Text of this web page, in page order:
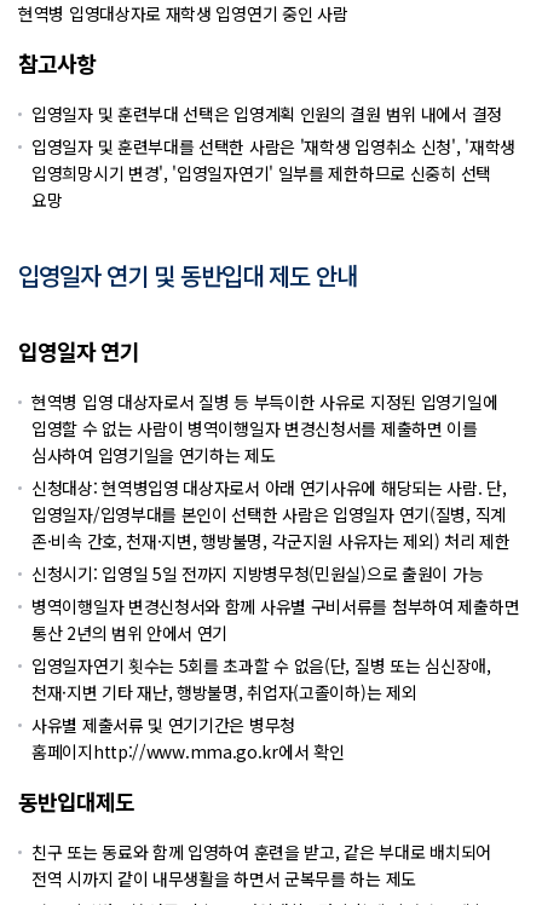
현역병 입영대상자로 재학생 입영연기 중인 사람
참고사항
입영일자 및 훈련부대 선택은 입영계획 인원의 결원 범위 내에서 결정
입영일자 및 훈련부대를 선택한 사람은 '재학생 입영취소 신청', '재학생
입영희망시기 변경', '입영일자연기' 일부를 제한하므로 신중히 선택
요망
입영일자 연기 및 동반입대 제도 안내
입영일자 연기
현역병 입영 대상자로서 질병 등 부득이한 사유로 지정된 입영기일에
입영할 수 없는 사람이 병역이행일자 변경신청서를 제출하면 이를
심사하여 입영기일을 연기하는 제도
신청대상: 현역병입영 대상자로서 아래 연기사유에 해당되는 사람. 단,
입영일자/입영부대를 본인이 선택한 사람은 입영일자 연기(질병, 직계
존·비속 간호, 천재·지변, 행방불명, 각군지원 사유자는 제외) 처리 제한
신청시기: 입영일 5일 전까지 지방병무청(민원실)으로 출원이 가능
병역이행일자 변경신청서와 함께 사유별 구비서류를 첨부하여 제출하면
통산 2년의 범위 안에서 연기
입영일자연기 횟수는 5회를 초과할 수 없음(단, 질병 또는 심신장애,
천재·지변 기타 재난, 행방불명, 취업자(고졸이하)는 제외
사유별 제출서류 및 연기기간은 병무청
홈페이지http://www.mma.go.kr에서 확인
동반입대제도
친구 또는 동료와 함께 입영하여 훈련을 받고, 같은 부대로 배치되어
전역 시까지 같이 내무생활을 하면서 군복무를 하는 제도